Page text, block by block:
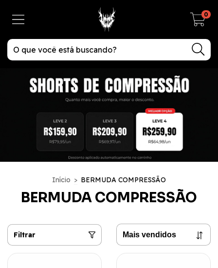
0
Início > BERMUDA COMPRESSÃO
BERMUDA COMPRESSÃO
Filtrar